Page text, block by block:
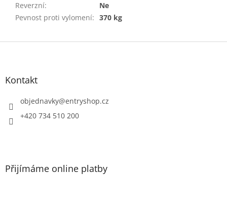
Reverzní:
Ne
Pevnost proti vylomení: 370 kg
Z
Kontakt
objednavky@entryshop.cz
+420 734 510 200
Přijímáme online platby